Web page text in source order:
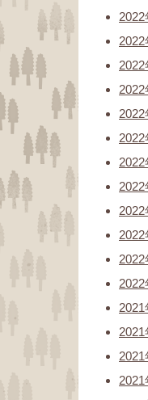
2022
2022
2022
2022
2022
2022
2022
2022
2022
2022
2022
2022
2021
2021
2021
2021